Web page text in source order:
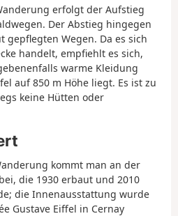
erfolgt der Aufstieg
Der Abstieg hingegen
Wegen. Da es sich
handelt, empfiehlt es sich,
warme Kleidung
auf 850 m Höhe liegt. Es ist zu
keine Hütten oder
kommt man an der
die 1930 erbaut und 2010
die Innenausstattung wurde
Gustave Eiffel in Cernay